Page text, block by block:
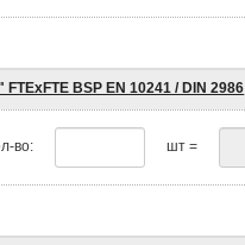
BSP EN 10241 / DIN 2986
во: шт =